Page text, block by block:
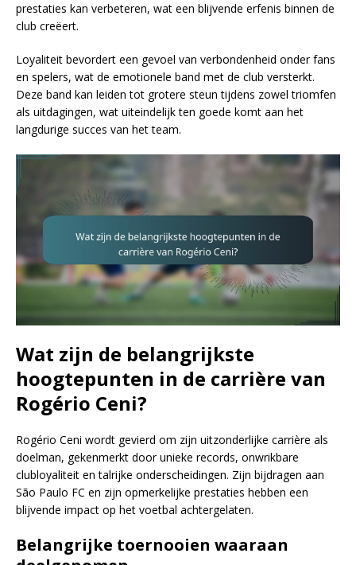
prestaties kan verbeteren, wat een blijvende erfenis binnen de
club creëert.
Loyaliteit bevordert een gevoel van verbondenheid onder fans
en spelers, wat de emotionele band met de club versterkt.
Deze band kan leiden tot grotere steun tijdens zowel triomfen
als uitdagingen, wat uiteindelijk ten goede komt aan het
langdurige succes van het team.
Wat zijn de belangrijkste
hoogtepunten in de carrière van
Rogério Ceni?
Rogério Ceni wordt gevierd om zijn uitzonderlijke carrière als
doelman, gekenmerkt door unieke records, onwrikbare
clubloyaliteit en talrijke onderscheidingen. Zijn bijdragen aan
São Paulo FC en zijn opmerkelijke prestaties hebben een
blijvende impact op het voetbal achtergelaten.
Belangrijke toernooien waaraan